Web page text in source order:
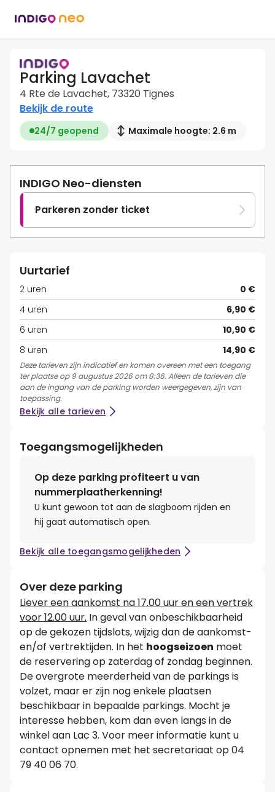
Parking Lavachet
4 Rte de Lavachet, 73320 Tignes
Bekijk de route
24/7 geopend Maximale hoogte: 2.6 m
INDIGO Neo-diensten
Parkeren zonder ticket
Uurtarief
2 uren
0 €
4 uren
6,90 €
6 uren
10,90 €
8 uren
14,90 €
Deze tarieven zijn indicatief en komen overeen met een toegang
ter plaatse op 9 augustus 2026 om 8:36. Alleen de tarieven die
aan de ingang van de parking worden weergegeven, zijn van
toepassing.
Bekijk alle tarieven
Toegangsmogelijkheden
Op deze parking profiteert u van
nummerplaatherkenning!
U kunt gewoon tot aan de slagboom rijden en
hij gaat automatisch open.
Bekijk alle toegangsmogelijkheden
Over deze parking
Liever een aankomst na 17.00 uur en een vertrek
voor 12.00 uur. In geval van onbeschikbaarheid
op de gekozen tijdslots, wijzig dan de aankomst-
en/of vertrektijden. In het hoogseizoen moet
de reservering op zaterdag of zondag beginnen.
De overgrote meerderheid van de parkings is
volzet, maar er zijn nog enkele plaatsen
beschikbaar in bepaalde parkings. Mocht je
interesse hebben, kom dan even langs in de
winkel aan Lac 3. Voor meer informatie kunt u
contact opnemen met het secretariaat op 04
79 40 06 70.